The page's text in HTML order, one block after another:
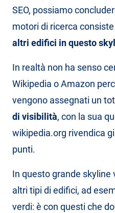
SEO, possiamo
motori di ricerca consiste
altri edifici in questo
In realtà non ha senso
Wikipedia o Amazon
vengono assegnati un
di visibilità, con la sua
wikipedia.org rivendica
punti.
In questo grande
altri tipi di edifici, ad
verdi: è con questi che